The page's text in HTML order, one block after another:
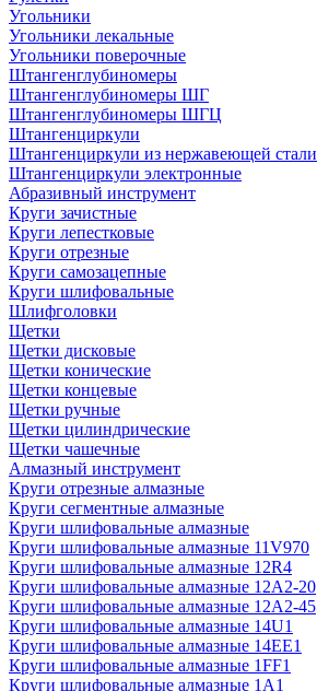
Угольники
Угольники лекальные
Угольники поверочные
Штангенглубиномеры
Штангенглубиномеры ШГ
Штангенглубиномеры ШГЦ
Штангенциркули
Штангенциркули из нержавеющей стали
Штангенциркули электронные
Абразивный инструмент
Круги зачистные
Круги лепестковые
Круги отрезные
Круги самозацепные
Круги шлифовальные
Шлифголовки
Щетки
Щетки дисковые
Щетки конические
Щетки концевые
Щетки ручные
Щетки цилиндрические
Щетки чашечные
Алмазный инструмент
Круги отрезные алмазные
Круги сегментные алмазные
Круги шлифовальные алмазные
Круги шлифовальные алмазные 11V970
Круги шлифовальные алмазные 12R4
Круги шлифовальные алмазные 12А2-20
Круги шлифовальные алмазные 12А2-45
Круги шлифовальные алмазные 14U1
Круги шлифовальные алмазные 14ЕЕ1
Круги шлифовальные алмазные 1FF1
Круги шлифовальные алмазные 1А1